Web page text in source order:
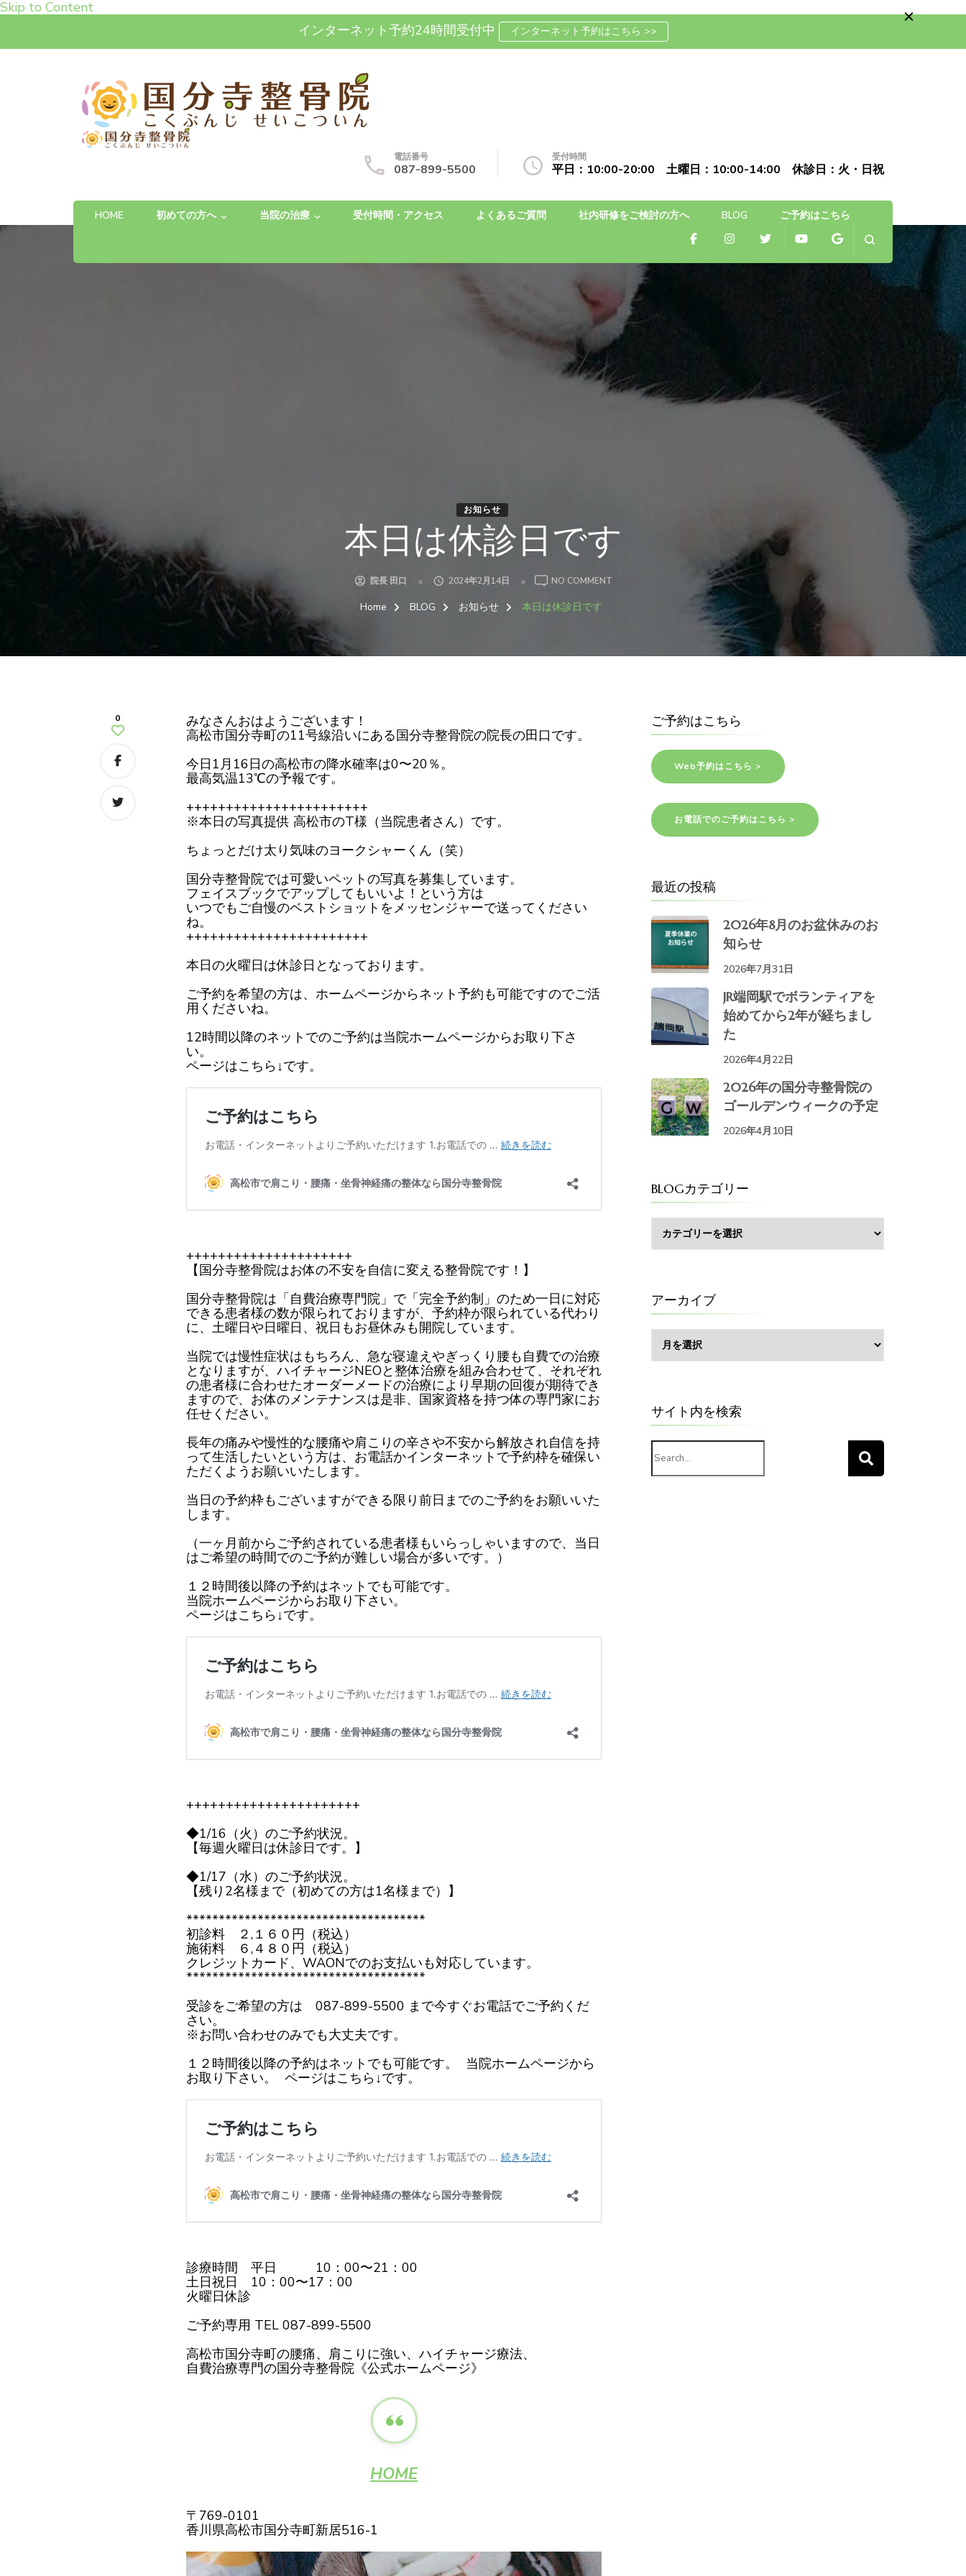
Skip to Content
インターネット予約24時間受付中
インターネット予約はこちら >>
高松市で肩こり・腰痛・坐骨神経痛の整体なら国分寺整骨院
「お体の不安を自信に変える」完全予約制の自費治療専門の整骨院です
電話番号
087-899-5500
受付時間
平日：10:00-20:00 土曜日：10:00-14:00 休診日：火・日祝
HOME 初めての方へ 当院の治療 受付時間・アクセス よくあるご質問 社内研修をご検討の方へ BLOG ご予約はこちら
お知らせ
本日は休診日です
院長 田口 2024年2月14日 NO COMMENT
す
Home BLOG お知らせ 本日は休診日です
0
みなさんおはようございます！
高松市国分寺町の11号線沿いにある国分寺整骨院の院長の田口です。
今日1月16日の高松市の降水確率は0〜20％。
最高気温13℃の予報です。
+++++++++++++++++++++++
※本日の写真提供 高松市のT様（当院患者さん）です。
ちょっとだけ太り気味のヨークシャーくん（笑）
国分寺整骨院では可愛いペットの写真を募集しています。
フェイスブックでアップしてもいいよ！という方は
いつでもご自慢のベストショットをメッセンジャーで送ってください
ね。
+++++++++++++++++++++++
本日の火曜日は休診日となっております。
ご予約を希望の方は、ホームページからネット予約も可能ですのでご活
用くださいね。
12時間以降のネットでのご予約は当院ホームページからお取り下さ
い。
ページはこちら↓です。
+++++++++++++++++++++
【国分寺整骨院はお体の不安を自信に変える整骨院です！】
国分寺整骨院は「自費治療専門院」で「完全予約制」のため一日に対応
できる患者様の数が限られておりますが、予約枠が限られている代わり
に、土曜日や日曜日、祝日もお昼休みも開院しています。
当院では慢性症状はもちろん、急な寝違えやぎっくり腰も自費での治療
となりますが、ハイチャージNEOと整体治療を組み合わせて、それぞれ
の患者様に合わせたオーダーメードの治療により早期の回復が期待でき
ますので、お体のメンテナンスは是非、国家資格を持つ体の専門家にお
任せください。
長年の痛みや慢性的な腰痛や肩こりの辛さや不安から解放され自信を持
って生活したいという方は、お電話かインターネットで予約枠を確保い
ただくようお願いいたします。
当日の予約枠もございますができる限り前日までのご予約をお願いいた
します。
（一ヶ月前からご予約されている患者様もいらっしゃいますので、当日
はご希望の時間でのご予約が難しい場合が多いです。）
１２時間後以降の予約はネットでも可能です。
当院ホームページからお取り下さい。
ページはこちら↓です。
++++++++++++++++++++++
◆1/16（火）のご予約状況。
【毎週火曜日は休診日です。】
◆1/17（水）のご予約状況。
【残り2名様まで（初めての方は1名様まで）】
*************************************
初診料 ２,１６０円（税込）
施術料 ６,４８０円（税込）
クレジットカード、WAONでのお支払いも対応しています。
*************************************
受診をご希望の方は 087-899-5500 まで今すぐお電話でご予約くだ
さい。
※お問い合わせのみでも大丈夫です。
１２時間後以降の予約はネットでも可能です。 当院ホームページから
お取り下さい。 ページはこちら↓です。
診療時間 平日 10：00〜21：00
土日祝日 10：00〜17：00
火曜日休診
ご予約専用 TEL 087-899-5500
高松市国分寺町の腰痛、肩こりに強い、ハイチャージ療法、
自費治療専門の国分寺整骨院《公式ホームページ》
HOME
〒769-0101
香川県高松市国分寺町新居516-1
ご予約はこちら
Web予約はこちら >
お電話でのご予約はこちら >
最近の投稿
2026年8月のお盆休みのお
知らせ
2026年7月31日
JR端岡駅でボランティアを
始めてから2年が経ちまし
た
2026年4月22日
2026年の国分寺整骨院の
ゴールデンウィークの予定
2026年4月10日
BLOGカテゴリー
カ
テ
ー
アーカイブ
ー
カ
サイト内を検索
Search
for: